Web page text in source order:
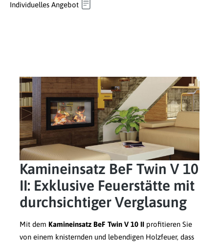
Individuelles Angebot
Kamineinsatz BeF Twin V 10
II: Exklusive Feuerstätte mit
durchsichtiger Verglasung
Mit dem Kamineinsatz BeF Twin V 10 II profitieren Sie
von einem knisternden und lebendigen Holzfeuer, dass